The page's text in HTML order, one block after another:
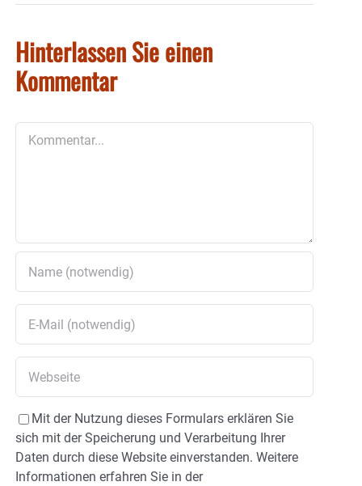
Hinterlassen Sie einen
Kommentar
Mit der Nutzung dieses Formulars erklären Sie
sich mit der Speicherung und Verarbeitung Ihrer
Daten durch diese Website einverstanden. Weitere
Informationen erfahren Sie in der